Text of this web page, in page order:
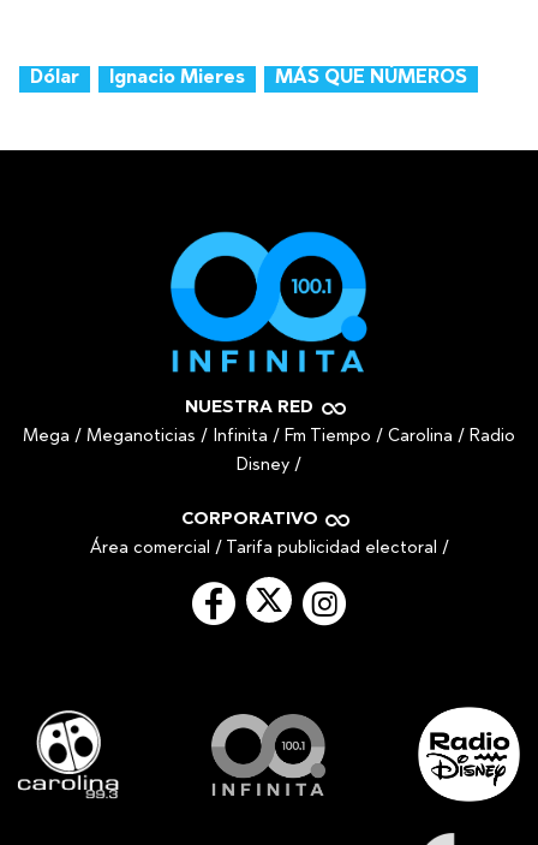
Dólar Ignacio Mieres MÁS QUE NÚMEROS
NUESTRA RED
Mega / Meganoticias / Infinita / Fm Tiempo / Carolina / Radio
Disney /
CORPORATIVO
Área comercial / Tarifa publicidad electoral /